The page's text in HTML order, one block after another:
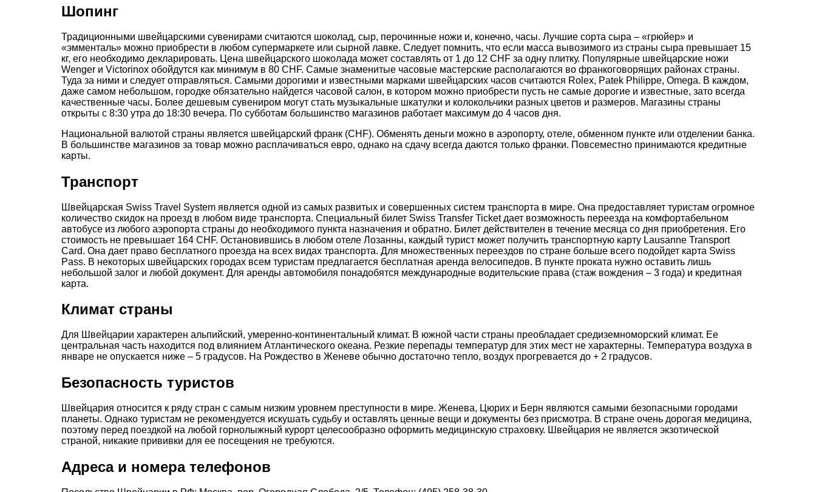
Шопинг
Традиционными швейцарскими сувенирами считаются шоколад, сыр, перочинные ножи и, конечно, часы. Лучшие сорта сыра – «грюйер» и
«эмменталь» можно приобрести в любом супермаркете или сырной лавке. Следует помнить, что если масса вывозимого из страны сыра превышает 15
кг, его необходимо декларировать. Цена швейцарского шоколада может составлять от 1 до 12 CHF за одну плитку. Популярные швейцарские ножи
Wenger и Victorinox обойдутся как минимум в 80 CHF. Самые знаменитые часовые мастерские располагаются во франкоговорящих районах страны.
Туда за ними и следует отправляться. Самыми дорогими и известными марками швейцарских часов считаются Rolex, Patek Philippe, Omega. В каждом,
даже самом небольшом, городке обязательно найдется часовой салон, в котором можно приобрести пусть не самые дорогие и известные, зато всегда
качественные часы. Более дешевым сувениром могут стать музыкальные шкатулки и колокольчики разных цветов и размеров. Магазины страны
открыты с 8:30 утра до 18:30 вечера. По субботам большинство магазинов работает максимум до 4 часов дня.
Национальной валютой страны является швейцарский франк (CHF). Обменять деньги можно в аэропорту, отеле, обменном пункте или отделении банка.
В большинстве магазинов за товар можно расплачиваться евро, однако на сдачу всегда даются только франки. Повсеместно принимаются кредитные
карты.
Транспорт
Швейцарская Swiss Travel System является одной из самых развитых и совершенных систем транспорта в мире. Она предоставляет туристам огромное
количество скидок на проезд в любом виде транспорта. Специальный билет Swiss Transfer Ticket дает возможность переезда на комфортабельном
автобусе из любого аэропорта страны до необходимого пункта назначения и обратно. Билет действителен в течение месяца со дня приобретения. Его
стоимость не превышает 164 CHF. Остановившись в любом отеле Лозанны, каждый турист может получить транспортную карту Lausanne Transport
Card. Она дает право бесплатного проезда на всех видах транспорта. Для множественных переездов по стране больше всего подойдет карта Swiss
Pass. В некоторых швейцарских городах всем туристам предлагается бесплатная аренда велосипедов. В пункте проката нужно оставить лишь
небольшой залог и любой документ. Для аренды автомобиля понадобятся международные водительские права (стаж вождения – 3 года) и кредитная
карта.
Климат страны
Для Швейцарии характерен альпийский, умеренно-континентальный климат. В южной части страны преобладает средиземноморский климат. Ее
центральная часть находится под влиянием Атлантического океана. Резкие перепады температур для этих мест не характерны. Температура воздуха в
январе не опускается ниже – 5 градусов. На Рождество в Женеве обычно достаточно тепло, воздух прогревается до + 2 градусов.
Безопасность туристов
Швейцария относится к ряду стран с самым низким уровнем преступности в мире. Женева, Цюрих и Берн являются самыми безопасными городами
планеты. Однако туристам не рекомендуется искушать судьбу и оставлять ценные вещи и документы без присмотра. В стране очень дорогая медицина,
поэтому перед поездкой на любой горнолыжный курорт целесообразно оформить медицинскую страховку. Швейцария не является экзотической
страной, никакие прививки для ее посещения не требуются.
Адреса и номера телефонов